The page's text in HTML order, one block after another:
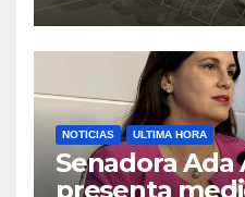
NOTICIAS ULTIMA HORA
Senadora Ada
presenta